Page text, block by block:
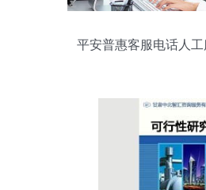
平安普惠客服电话人